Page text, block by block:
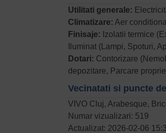
Utilitati generale:
Climatizare: Aer
Finisaje: Izolatii termice
Iluminat (Lampi, Spoturi,
Dotari: Contorizare
depozitare, Parcare
Vecinatati si puncte
VIVO Cluj, Arabesque,
Numar vizualizari: 519
Actualizat: 2026-02-06